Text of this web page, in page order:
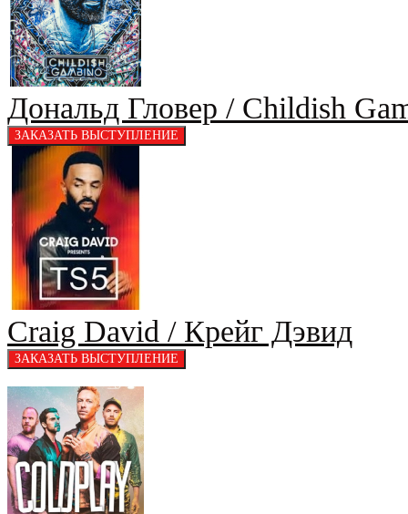
Дональд Гловер / Childish
Craig David / Крейг Дэвид